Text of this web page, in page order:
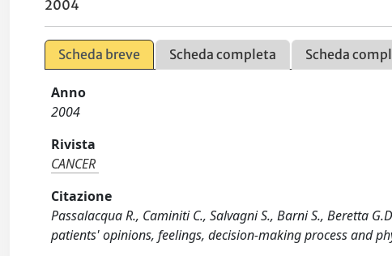
2004
Scheda breve Scheda completa Scheda
Anno
2004
Rivista
CANCER
Citazione
Passalacqua R., Caminiti C., Salvagni S., Barni S., Beretta
patients' opinions, feelings, decision-making process and